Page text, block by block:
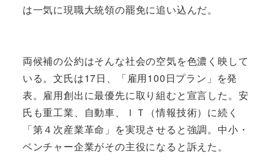
は一気に現職大統領の罷免に追い込んだ。
両候補の公約はそんな社会の空気を色濃く映して
いる。文氏は17日、「雇用100日プラン」を発
表。雇用創出に最優先に取り組むと宣言した。安
氏も重工業、自動車、ＩＴ（情報技術）に続く
「第４次産業革命」を実現させると強調。中小・
ベンチャー企業がその主役になると訴えた。